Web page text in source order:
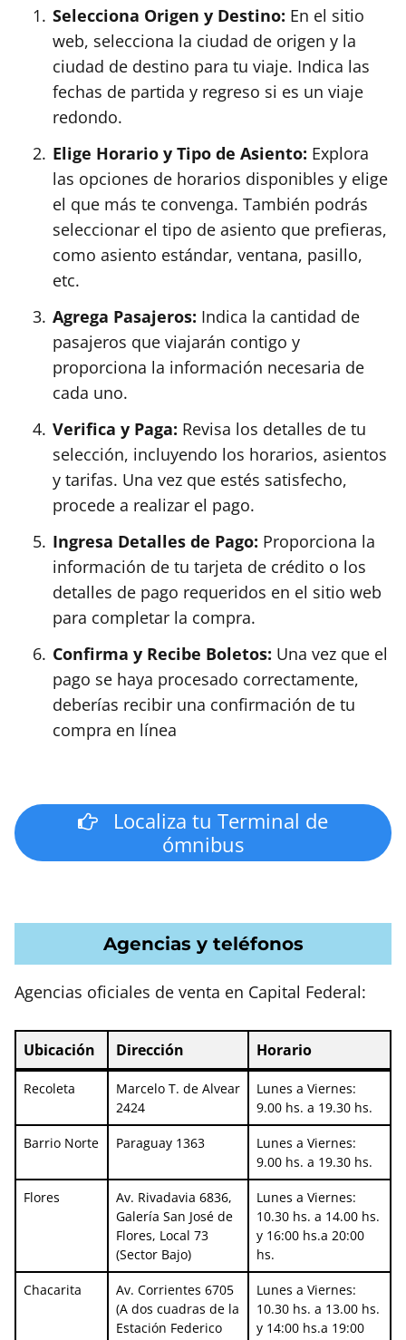
Selecciona Origen y Destino: En el sitio
web, selecciona la ciudad de origen y la
ciudad de destino para tu viaje. Indica las
fechas de partida y regreso si es un viaje
redondo.
Elige Horario y Tipo de Asiento: Explora
las opciones de horarios disponibles y elige
el que más te convenga. También podrás
seleccionar el tipo de asiento que prefieras,
como asiento estándar, ventana, pasillo,
etc.
Agrega Pasajeros: Indica la cantidad de
pasajeros que viajarán contigo y
proporciona la información necesaria de
cada uno.
Verifica y Paga: Revisa los detalles de tu
selección, incluyendo los horarios, asientos
y tarifas. Una vez que estés satisfecho,
procede a realizar el pago.
Ingresa Detalles de Pago: Proporciona la
información de tu tarjeta de crédito o los
detalles de pago requeridos en el sitio web
para completar la compra.
Confirma y Recibe Boletos: Una vez que el
pago se haya procesado correctamente,
deberías recibir una confirmación de tu
compra en línea
Localiza tu Terminal de
ómnibus
Agencias y teléfonos
Agencias oficiales de venta en Capital Federal:
Ubicación Dirección
Horario
Ubicación
Dirección Horario
Recoleta
Marcelo T. de Alvear
2424
Lunes a Viernes:
9.00 hs. a 19.30 hs.
Barrio Norte Paraguay 1363
Lunes a Viernes:
9.00 hs. a 19.30 hs.
Flores
Av. Rivadavia 6836,
Galería San José de
Flores, Local 73
(Sector Bajo)
Lunes a Viernes:
10.30 hs. a 14.00 hs.
y 16:00 hs.a 20:00
hs.
Chacarita
Av. Corrientes 6705
(A dos cuadras de la
Estación Federico
Lunes a Viernes:
10.30 hs. a 13.00 hs.
y 14:00 hs.a 19:00